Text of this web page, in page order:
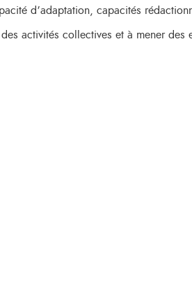
d’adaptation, capacités
activités collectives et à mener des